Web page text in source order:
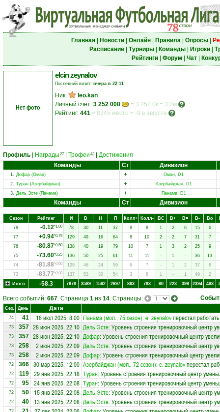
Главная| Новости| Онлайн| Правила| Опросы|
Расписание| Турниры| Команды| Игроки|
Рейтинги| Форум Чат|
Нет фото
elcin zeynalov
Последний визит: вчера в 22:11
Ник:
leo.kan
Личный счёт: 3 252 008
= 3 252.0к = 3.0м
Рейтинг: 441 = 8345 место = -9 в августе
Профиль Награды 27 Трофеи 43
Достижения
Команды
Ст Дивизион
1. Дофар (Оман) +
Оман, D1
2. Туран (Азербайджан) +
Азербайджан, D1
3. Дель Эсте (Панама) + Панама, D1
Команды Ст Дивизион
Сезон Рейтинг И В Н П Колл+ Колл- ВC В+ В= В- Вo
78
-0.12*1.00 78 30 11 37 8 8 1 2 6 15
6
77
+0.94*0.75 129 49 16 64 8 10 2 2 7 31
7
76
-80.87*0.50 138 40 19 79 10 7 1 3 2 25
9
75
-73.60*0.25 136 50 25 61 11 11 - 1 - 36
13
74
-81.88*0.00 129 46 24 59 6 7 - 1 2 37
6
73
-83.77*0.00 137 53 30 54 3 6 1 - 1 49
2
Итого:
-58.3 7878 3589 1592 2697 863 783 80 223 399 2394 493
Всего событий: 667. Страница 1 из 14. Страницы:
Сез. День Дата
74 41 16 июл 2025, 8:00 Панама (мол., 75 сезон): e. zeynalovперестал
73 357 28 июн 2025, 22:10 Дель Эсте: Уровень строения тренировочный центр
73 357 28 июн 2025, 22:10 Дофар: Уровень строения тренировочный центр
73 258 2 июн 2025, 22:09 Дель Эсте: Уровень строения тренировочный центр
73 258 2 июн 2025, 22:09 Дофар: Уровень строения тренировочный центр
72 366 30 мар 2025, 12:00 Азербайджан (мол., 72 сезон): e. zeynalovперестал
72 119 29 янв 2025, 22:18 Туран: Уровень строения тренировочный центр
72 95 24 янв 2025, 22:08 Туран: Уровень строения тренировочный центр
72 50 15 янв 2025, 22:08 Дель Эсте: Уровень строения тренировочный центр
72 40 13 янв 2025, 22:08 Дель Эсте: Уровень строения тренировочный центр
72